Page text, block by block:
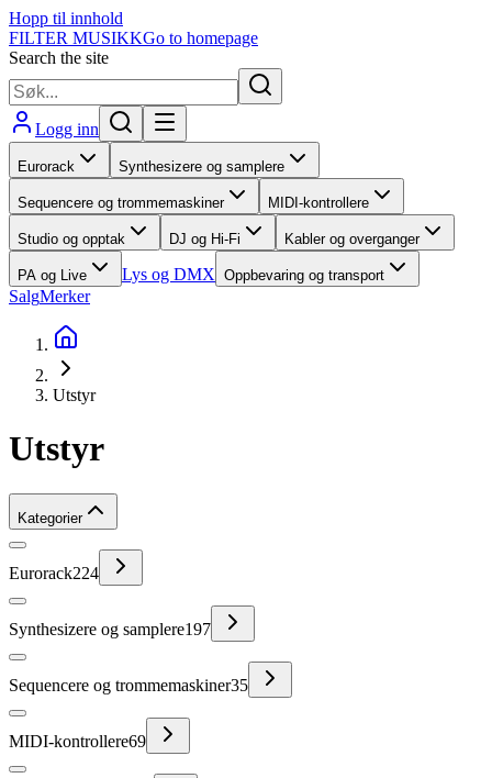
Hopp til innhold
FILTER MUSIKKGo to homepage
Search the site
Logg inn
Eurorack Synthesizere og samplere
Sequencere og trommemaskiner MIDI-kontrollere
Studio og opptak DJ og Hi-Fi Kabler og overganger
PA og Live Lys og DMX Oppbevaring og transport
SalgMerker
Utstyr
Utstyr
Kategorier
Eurorack224
Synthesizere og samplere197
Sequencere og trommemaskiner35
MIDI-kontrollere69